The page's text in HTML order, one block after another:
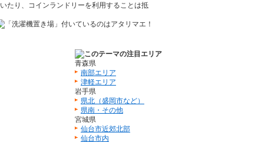
たり、コインランドリーを利用することは抵
青森県
南部エリア
津軽エリア
岩手県
県北（盛岡市など）
県南・その他
宮城県
仙台市近郊北部
仙台市内